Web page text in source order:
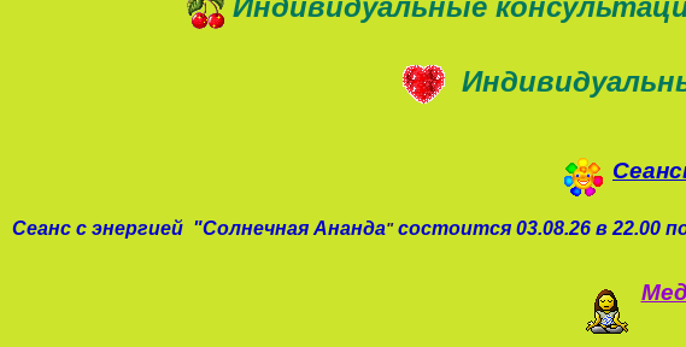
Индивидуальные
Сеанс с энергией "Солнечная Ананда" состоится 03.08.26 в 22.00